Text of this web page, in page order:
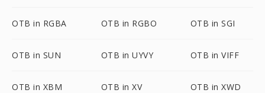
OTB in RGBA OTB in RGBO OTB in SGI
OTB in SUN OTB in UYVY OTB in VIFF
OTB in XBM OTB in XV OTB in XWD